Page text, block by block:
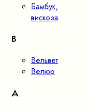
Бамбук,
вискоза
В
Вельвет
Велюр
Д